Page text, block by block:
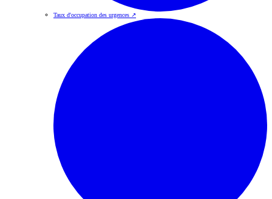
Taux d'occupation des urgences ↗